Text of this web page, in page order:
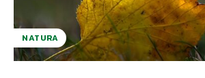
NATURA